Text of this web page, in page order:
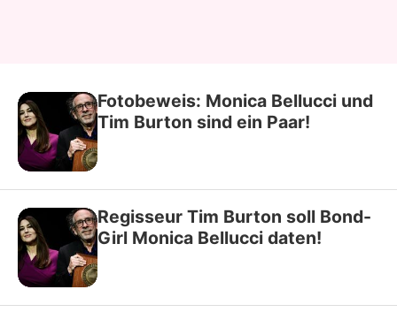
Fotobeweis: Monica Bellucci und
Tim Burton sind ein Paar!
Regisseur Tim Burton soll Bond-
Girl Monica Bellucci daten!